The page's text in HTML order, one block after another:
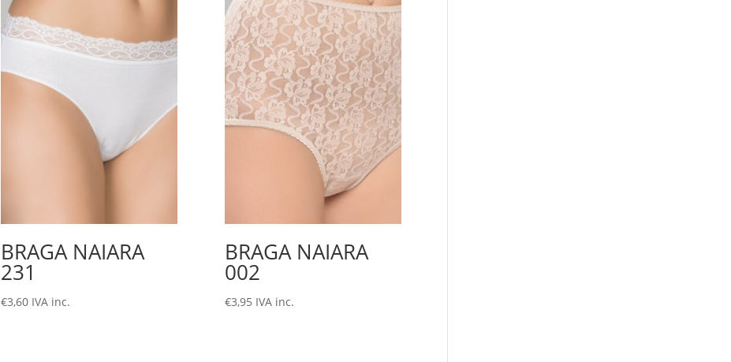
BRAGA NAIARA
231
€3,60 IVA inc.
BRAGA NAIARA
002
€3,95 IVA inc.